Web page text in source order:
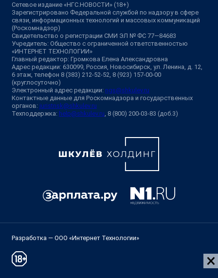
Сетевое издание «НГС.НОВОСТИ» (18+)
Зарегистрировано Федеральной службой по надзору в сфере
связи, информационных технологий и массовых коммуникаций
(Роскомнадзор)
Свидетельство о регистрации СМИ ЭЛ № ФС 77—84683
Учредитель: Общество с ограниченной ответственностью
«ИНТЕРНЕТ ТЕХНОЛОГИИ»
Главный редактор: Громкова Елена Александровна
Адрес редакции: 630099, Россия, Новосибирск, ул. Ленина, д. 12,
6 этаж, телефон 8 (383) 212-52-52, 8 (923) 157-00-00
(круглосуточно)
Электронный адрес редакции: ngs@shkulev.ru
Контактные данные для Роскомнадзора и государственных
органов: juristnsk@shkulev.ru
Техподдержка: help@shkulev.ru , 8 (800) 200-03-83 (доб.3)
Разработка — ООО «Интернет Технологии»